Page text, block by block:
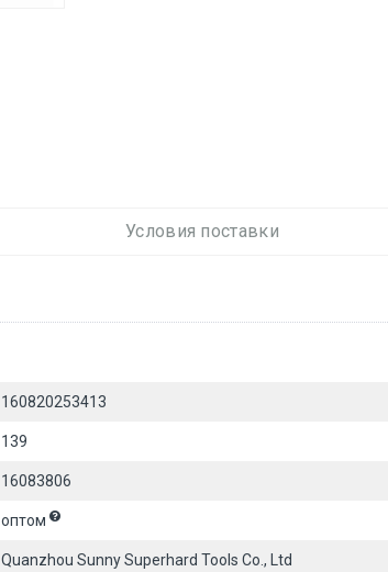
Условия поставки
160820253413
139
16083806
оптом
Quanzhou Sunny Superhard Tools Co., Ltd